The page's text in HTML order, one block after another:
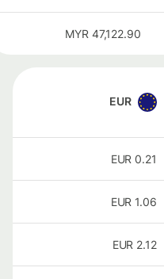
47,122.90
MYR
EUR
0.21
EUR
1.06
EUR
2.12
EUR